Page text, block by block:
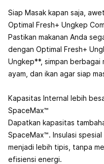
Siap Masak kapan saja,
Optimal Fresh+ Ungkep
Pastikan makanan Anda
dengan Optimal Fresh+
Ungkep**, simpan berbagai
ayam, dan ikan agar siap
Kapasitas Internal lebih
SpaceMax™
Dapatkan kapasitas
SpaceMax™. Insulasi
menjadi lebih tipis, tanpa
efisiensi energi.